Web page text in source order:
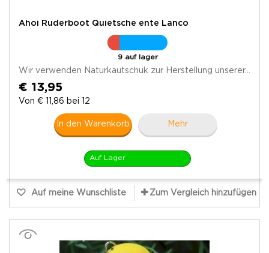
Ahoi Ruderboot Quietsche ente Lanco
9 auf lager
Wir verwenden Naturkautschuk zur Herstellung unserer...
€ 13,95
Von € 11,86 bei 12
In den Warenkorb Mehr
Auf Lager
Auf meine Wunschliste Zum Vergleich hinzufügen